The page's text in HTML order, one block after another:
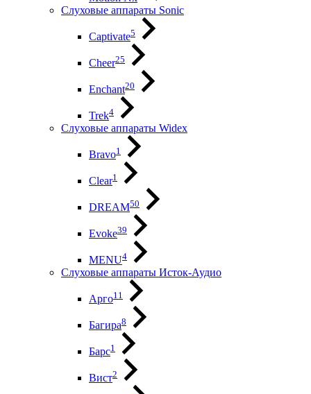
Слуховые аппараты Sonic
Captivate5
Cheer25
Enchant20
Trek4
Слуховые аппараты Widex
Bravo1
Clear1
DREAM50
Evoke39
MENU4
Слуховые аппараты Исток-Аудио
Арго11
Багира8
Барс1
Вист2